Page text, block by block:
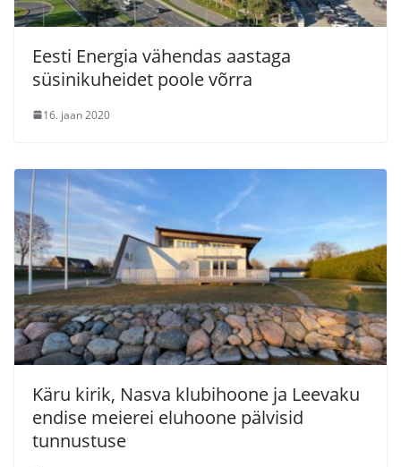
Eesti Energia vähendas aastaga
süsinikuheidet poole võrra
16. jaan 2020
Käru kirik, Nasva klubihoone ja Leevaku
endise meierei eluhoone pälvisid
tunnustuse